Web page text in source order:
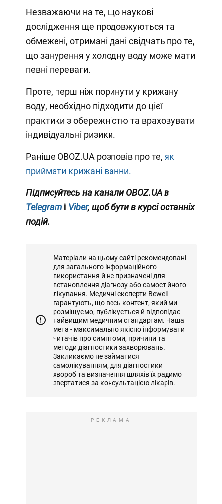
Незважаючи на те, що наукові
дослідження ще продовжуються та
обмежені, отримані дані свідчать про те,
що занурення у холодну воду може мати
певні переваги.
Проте, перш ніж поринути у крижану
воду, необхідно підходити до цієї
практики з обережністю та враховувати
індивідуальні ризики.
Раніше OBOZ.UA розповів про те, як
приймати крижані ванни.
Підписуйтесь на канали OBOZ.UA в
Telegram і Viber, щоб бути в курсі останніх
подій.
Матеріали на цьому сайті рекомендовані
для загального інформаційного
використання й не призначені для
встановлення діагнозу або самостійного
лікування. Медичні експерти Bewell
гарантують, що весь контент, який ми
розміщуємо, публікується й відповідає
найвищим медичним стандартам. Наша
мета - максимально якісно інформувати
читачів про симптоми, причини та
методи діагностики захворювань.
Закликаємо не займатися
самолікуванням, для діагностики
хвороб та визначення шляхів їх радимо
звертатися за консультацією лікарів.
РЕКЛАМА